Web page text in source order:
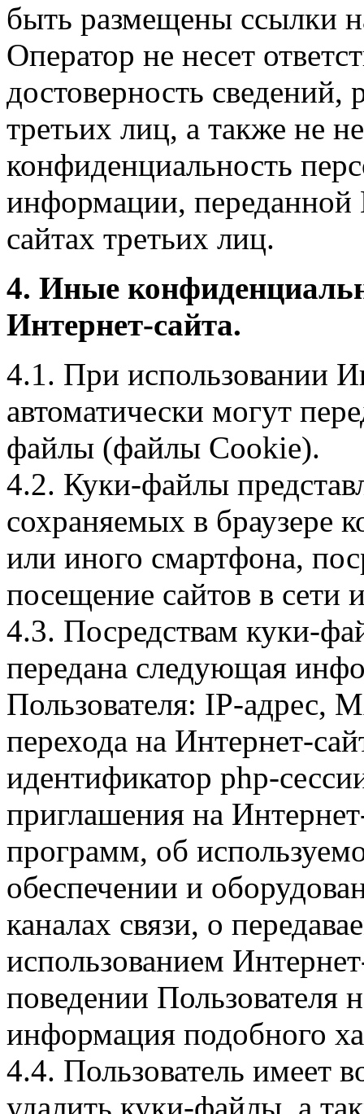
быть размещены ссылки
Оператор не несет
достоверность
третьих лиц, а также не
конфиденциальность
информации, переданной
сайтах третьих лиц.
4. Иные
Интернет-сайта.
4.1. При использовании
автоматически могут
файлы (файлы Cookie).
4.2. Куки-файлы
сохраняемых в браузере
или иного смартфона,
посещение сайтов в сети
4.3. Посредствам куки-
передана следующая
Пользователя: IP-адрес,
перехода на Интернет-
идентификатор php-
приглашения на
программ, об
обеспечении и
каналах связи, о
использованием
поведении Пользователя
информация подобного
4.4. Пользователь имеет